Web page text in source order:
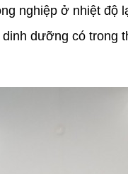
nghiệp ở nhiệt độ
dưỡng có trong